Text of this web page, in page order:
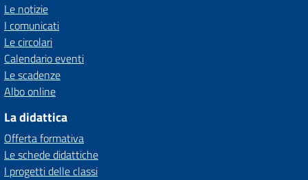
Le notizie
I comunicati
Le circolari
Calendario eventi
Le scadenze
Albo online
La didattica
Offerta formativa
Le schede didattiche
I progetti delle classi